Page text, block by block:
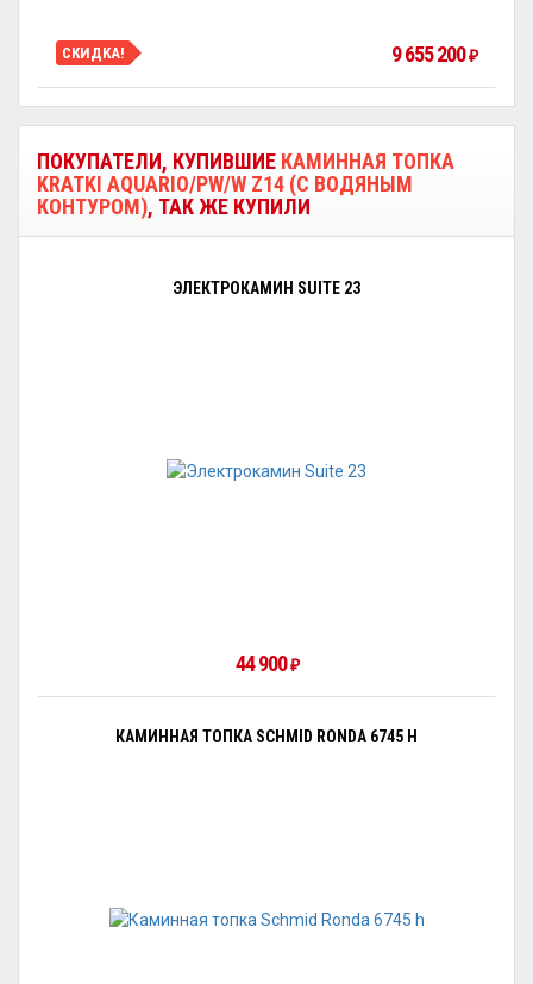
СКИДКА! 9 655 200₽
ПОКУПАТЕЛИ, КУПИВШИЕ КАМИННАЯ ТОПКА
KRATKI AQUARIO/PW/W Z14 (С ВОДЯНЫМ
КОНТУРОМ), ТАК ЖЕ КУПИЛИ
ЭЛЕКТРОКАМИН SUITE 23
44 900₽
КАМИННАЯ ТОПКА SCHMID RONDA 6745 H